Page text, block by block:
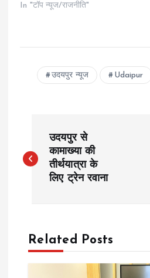
In "टॉप न्यूज/राजनीति"
उदयपुर न्यूज Udaipur
o
n
a
उदयपुर से
कामाख्या की
तीर्थयात्रा के
लिए ट्रेन रवाना
Related Posts